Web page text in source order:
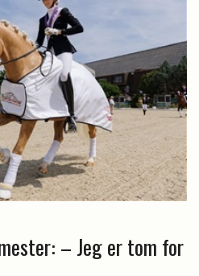
– Jeg er tom for